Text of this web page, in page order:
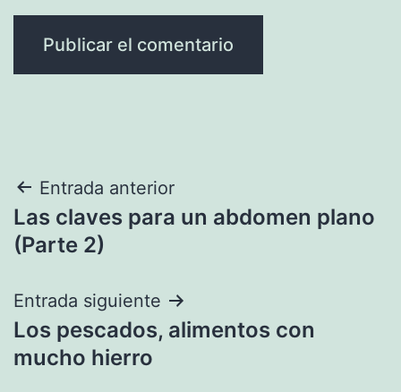
Navegación
de
Entrada anterior
Las claves para un abdomen plano
(Parte 2)
Entrada siguiente
Los pescados, alimentos con
mucho hierro